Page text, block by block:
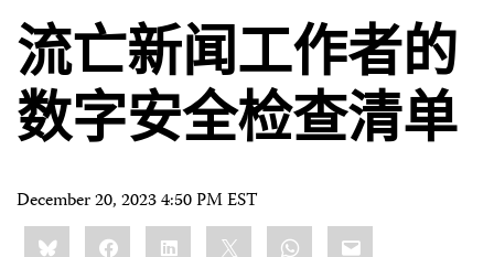
流亡新闻工作者的
数字安全检查清单
December 20, 2023 4:50 PM EST
Share
this:BlueskyFacebookLinkedIn WhatsApp
Email